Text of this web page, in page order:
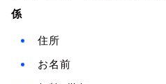
係
住所
お名前